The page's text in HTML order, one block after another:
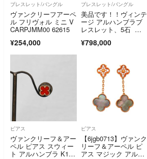
ブレスレット/バングル
ヴァンクリーフアーペ
ル フリヴォル ミニ V
CARPJMM00 62615
¥254,000
ブレスレット/バングル
美品です！！ヴィンテ
ージ アルハンブラブ
レスレット、5石 マ
¥798,000
ピアス
ヴァンクリーフ＆アー
ペル ピアス スウィー
ト アルハンブラ K18
ピアス
【6jgb0713】ヴァンク
リーフ＆アーペル ピ
アス マジック アルハ